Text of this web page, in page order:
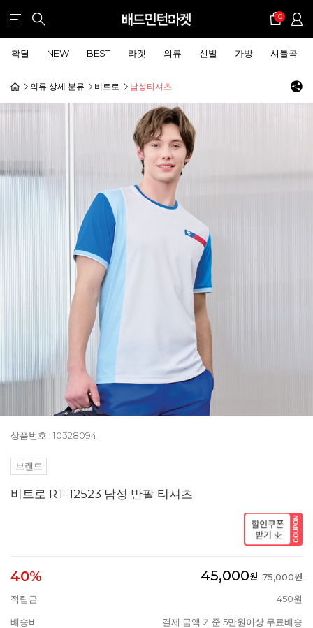
0
확딜 NEW BEST 라켓 의류 신발 가방 셔틀콕
의류 상세 분류 비트로 남성티셔츠
상품번호 : 10328094
브랜드
비트로 RT-12523 남성 반팔 티셔츠
40% 45,000원 75,000원
적립금
450원
배송비 결제 금액 기준 5만원이상 무료배송